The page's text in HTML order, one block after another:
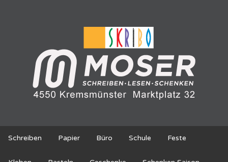
Schreiben Papier Büro Schule Feste